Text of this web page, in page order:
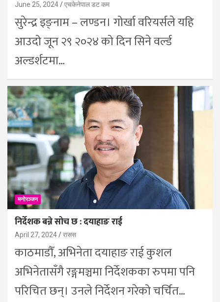
June 25, 2024 एचकेनेपाल डट कम
सुरेन्द्र इङ्नाम – लण्डन। गोर्खा वरियर्सले यहि
आउदो जून २९ २०२४ को दिन सिने वर्ल्ड
अल्डर्शटमा…
मनोरञ्जन
निर्देशक बन्ने सोच छ : दयाहाङ राई
April 27, 2024 रासस
काठमाडौँ, अभिनेता दयाहाङ राई कुशल
अभिनेतासँगै रङ्गमञ्चमा निर्देशकका रुपमा पनि
परिचित छन्। उनले निर्देशन गरेको चर्चित…